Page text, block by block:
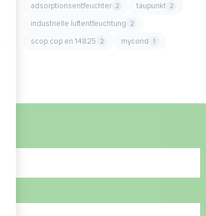
adsorptionsentfeuchter 2 taupunkt 2
industrielle luftentfeuchtung 2
scop cop en 14825 2 mycond 1